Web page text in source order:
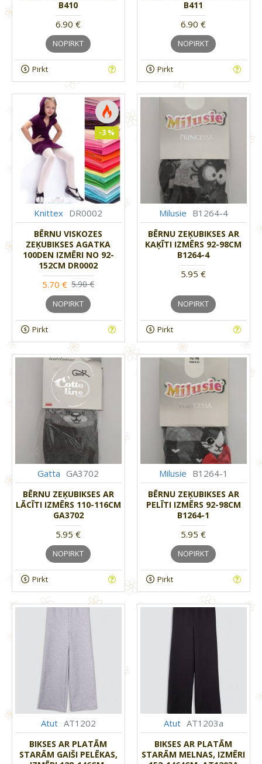
B410
6.90 €
NOPIRKT
Pirkt
B411
6.90 €
NOPIRKT
Pirkt
-3 %
Knittex DR0002
BĒRNU VISKOZES
ZEĶUBIKSES AGATKA
100DEN IZMĒRI NO 92-
152CM DR0002
5.70 € 5.90 €
NOPIRKT
Pirkt
Milusie B1264-4
BĒRNU ZEĶUBIKSES AR
KAĶĪTI IZMĒRS 92-98CM
B1264-4
5.95 €
NOPIRKT
Pirkt
Gatta GA3702
BĒRNU ZEĶUBIKSES AR
LĀCĪTI IZMĒRS 110-116CM
GA3702
5.95 €
NOPIRKT
Pirkt
Milusie B1264-1
BĒRNU ZEĶUBIKSES AR
PELĪTI IZMĒRS 92-98CM
B1264-1
5.95 €
NOPIRKT
Pirkt
Atut AT1202
BIKSES AR PLATĀM
STARĀM GAIŠI PELĒKAS,
Atut AT1203a
BIKSES AR PLATĀM
STARĀM MELNAS, IZMĒRI